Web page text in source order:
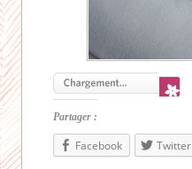
Partager :
Facebook Twitter